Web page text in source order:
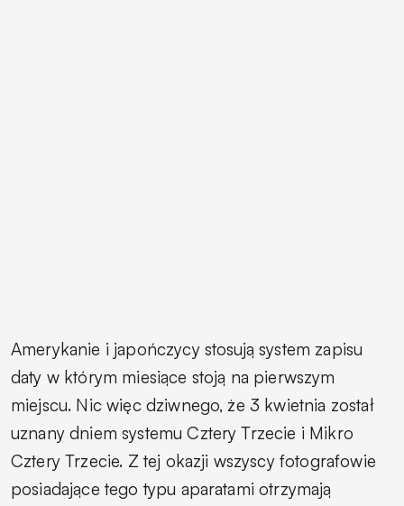
Amerykanie i japończycy stosują system zapisu
daty w którym miesiące stoją na pierwszym
miejscu. Nic więc dziwnego, że 3 kwietnia został
uznany dniem systemu Cztery Trzecie i Mikro
Cztery Trzecie. Z tej okazji wszyscy fotografowie
posiadające tego typu aparatami otrzymają